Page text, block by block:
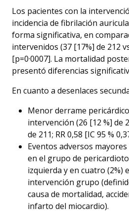
Los pacientes con la
incidencia de fibrilación
forma significativa, en
intervenidos (37 [17%] de 212
[p=0·0007]. La mortalidad
presentó diferencias
En cuanto a desenlaces
Menor derrame
intervención (26 [12 %] de
de 211; RR 0,58 [IC 95 %
Eventos adversos mayores
en el grupo de
izquierda y en cuatro (2%)
intervención grupo
causa de mortalidad,
infarto del miocardio).